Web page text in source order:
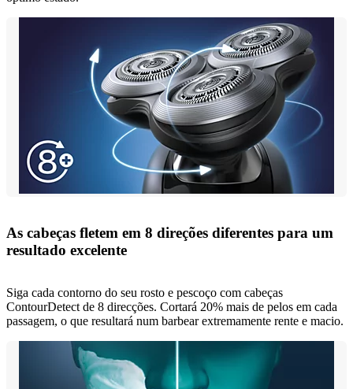
As cabeças fletem em 8 direções diferentes para um
resultado excelente
Siga cada contorno do seu rosto e pescoço com cabeças
ContourDetect de 8 direcções. Cortará 20% mais de pelos em cada
passagem, o que resultará num barbear extremamente rente e macio.